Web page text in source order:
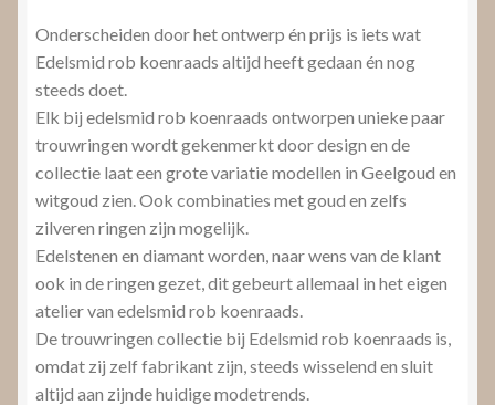
Onderscheiden door het ontwerp én prijs is iets wat
Edelsmid rob koenraads altijd heeft gedaan én nog
steeds doet.
Elk bij edelsmid rob koenraads ontworpen unieke paar
trouwringen wordt gekenmerkt door design en de
collectie laat een grote variatie modellen in Geelgoud en
witgoud zien. Ook combinaties met goud en zelfs
zilveren ringen zijn mogelijk.
Edelstenen en diamant worden, naar wens van de klant
ook in de ringen gezet, dit gebeurt allemaal in het eigen
atelier van edelsmid rob koenraads.
De trouwringen collectie bij Edelsmid rob koenraads is,
omdat zij zelf fabrikant zijn, steeds wisselend en sluit
altijd aan zijnde huidige modetrends.